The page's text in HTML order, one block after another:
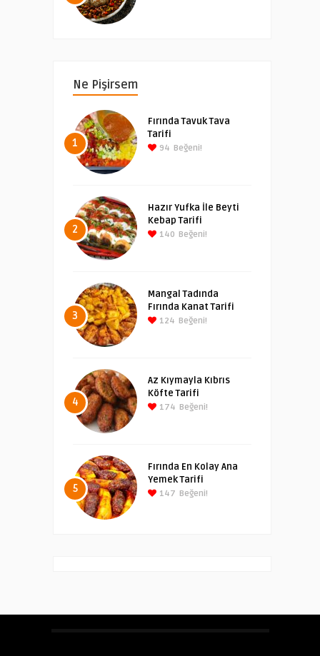
Ne Pişirsem
1
Fırında Tavuk Tava
Tarifi
94 Beğeni!
2
Hazır Yufka İle Beyti
Kebap Tarifi
140 Beğeni!
3
Mangal Tadında
Fırında Kanat Tarifi
124 Beğeni!
4
Az Kıymayla Kıbrıs
Köfte Tarifi
174 Beğeni!
5
Fırında En Kolay Ana
Yemek Tarifi
147 Beğeni!